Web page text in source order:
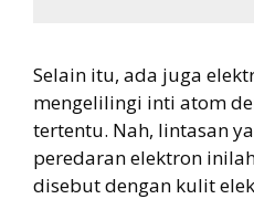
Selain itu, ada juga
mengelilingi inti atom
tertentu. Nah, lintasan
peredaran elektron
disebut dengan kulit